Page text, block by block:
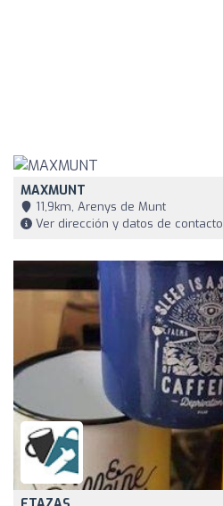
MAXMUNT
11,9km, Arenys de Munt
Ver dirección y datos de contacto